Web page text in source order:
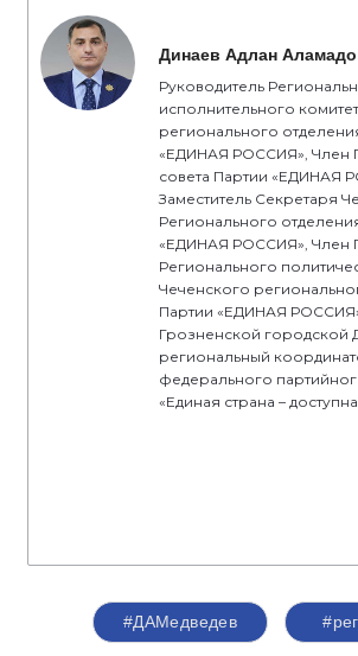
Динаев Адлан
Руководитель
исполнительного
регионального
«ЕДИНАЯ РОССИЯ», Член
совета Партии «ЕДИНАЯ
Заместитель Секретаря
Регионального
«ЕДИНАЯ РОССИЯ», Член
Регионального
Чеченского
Партии «ЕДИНАЯ
Грозненской городской
региональный
федерального
«Единая страна –
#ДАМедведев